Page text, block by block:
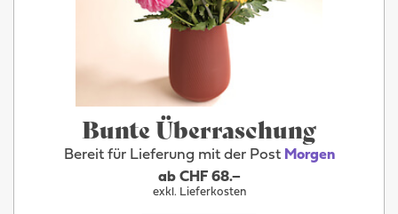
Bunte Überraschung
Bereit für Lieferung mit der Post Morgen
ab CHF 68.–
exkl. Lieferkosten